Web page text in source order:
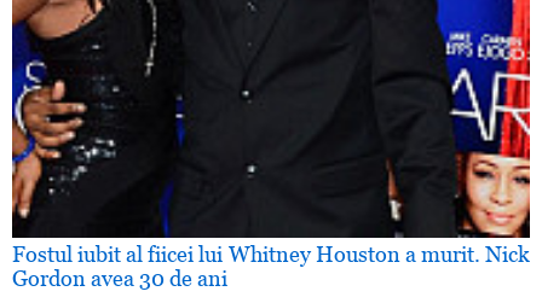
Fostul iubit al fiicei lui Whitney Houston a murit. Nick
Gordon avea 30 de ani